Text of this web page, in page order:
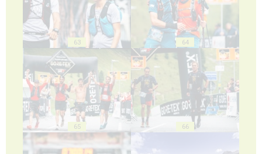
63 64
65 66